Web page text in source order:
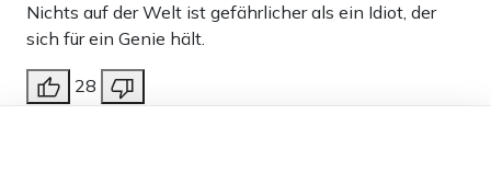
Nichts auf der Welt ist gefährlicher als ein Idiot, der
sich für ein Genie hält.
28